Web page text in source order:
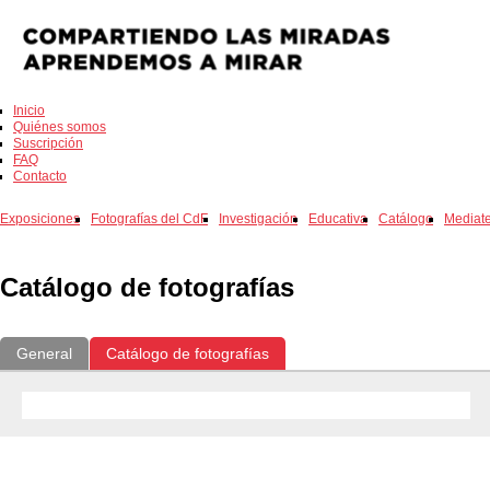
Inicio
Quiénes somos
Suscripción
FAQ
Contacto
Catálogo de fotografías
General Catálogo de fotografías
Exposiciones Fotografías del CdF Investigación Educativa Catálogo